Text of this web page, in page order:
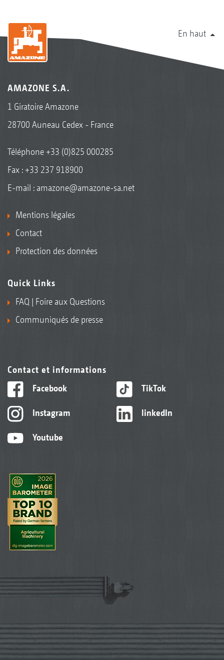
En haut
AMAZONE S.A.
1 Giratoire Amazone
28700 Auneau Cedex - France
Téléphone+33 (0)825 000285
Fax : +33 237 918900
E-mail : amazone@amazone-sa.net
Mentions légales
Contact
Protection des données
Quick Links
FAQ | Foire aux Questions
Communiqués de presse
Contact et informations
Facebook
Instagram
Youtube
TikTok
linkedIn